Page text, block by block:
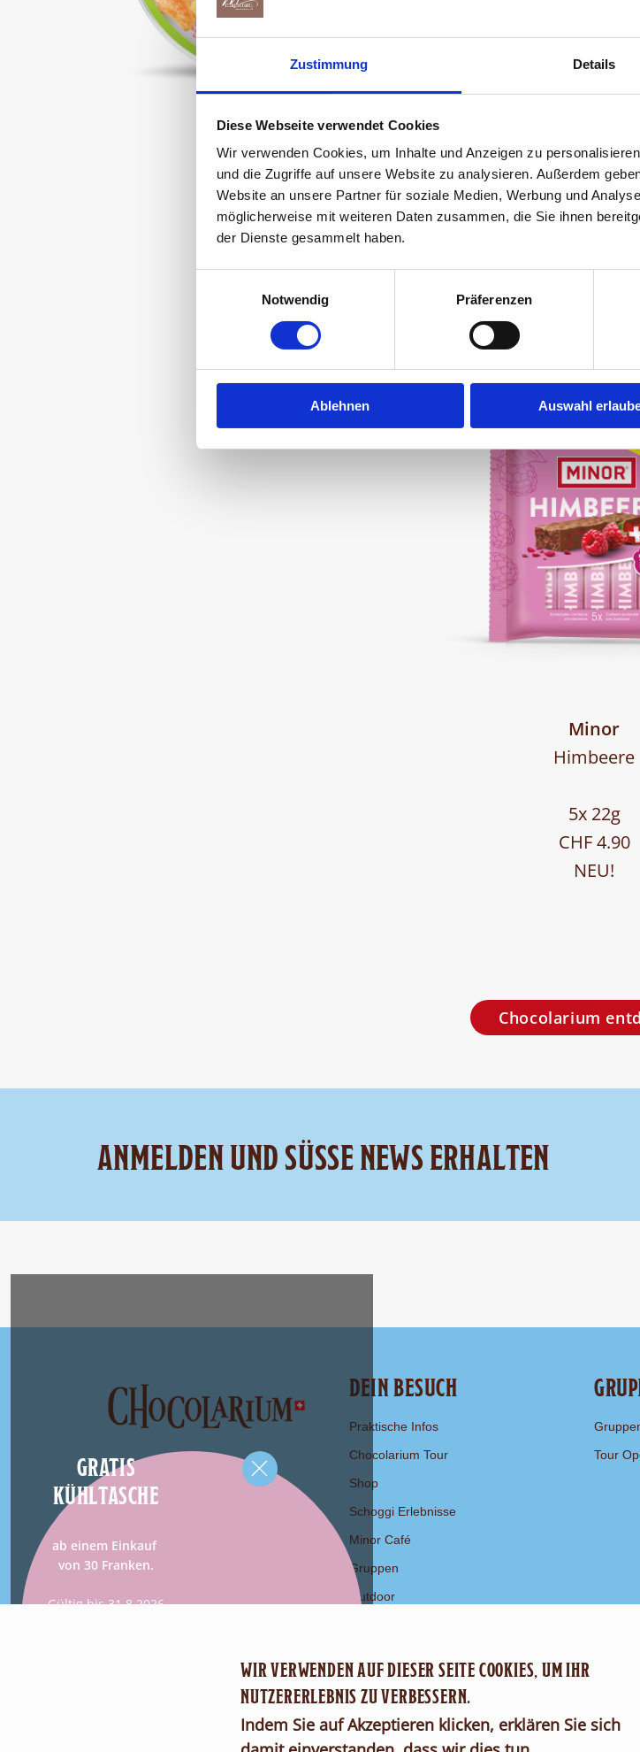
Zustimmung Details
Diese Webseite verwendet Cookies
Wir verwenden Cookies, um Inhalte und Anzeigen zu
und die Zugriffe auf unsere Website zu analysieren. Außerdem
Website an unsere Partner für soziale Medien, Werbung und
möglicherweise mit weiteren Daten zusammen, die Sie ihnen
der Dienste gesammelt haben.
Notwendig
Präferenzen
Ablehnen Auswahl
Munz
Geleédose
500g
CHF 5.95
Nur in Aktion
Beutel
Beutel,
Nur in
Minor
Himbeere
5x 22g
CHF 4.90
NEU!
Chocolarium
ANMELDEN UND SÜSSE NEWS ERHALTEN
GRATIS
KÜHLTASCHE
ab einem Einkauf
von 30 Franken.
Gültig bis 31.8.2026
DEIN BESUCH
Praktische Infos
Chocolarium Tour
Shop
Schoggi Erlebnisse
Minor Café
Gruppen
Outdoor
Tour
WIR VERWENDEN AUF DIESER SEITE COOKIES, UM IHR
NUTZERERLEBNIS ZU VERBESSERN.
Indem Sie auf Akzeptieren klicken, erklären Sie sich